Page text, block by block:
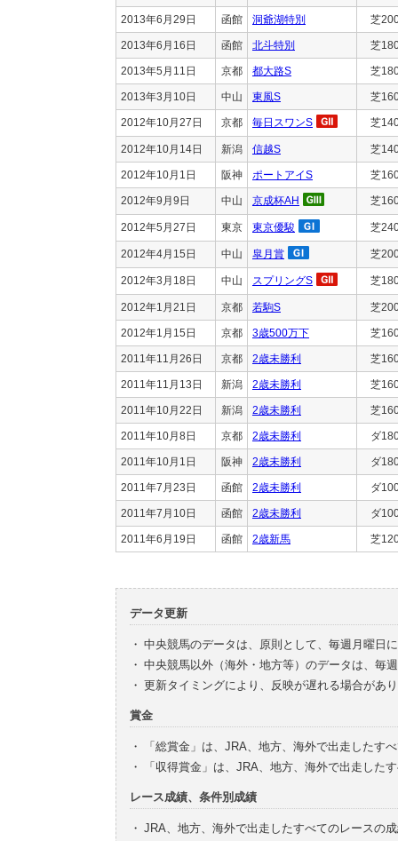
2013年6月29日 函館 洞爺湖特別 芝
2013年6月16日 函館 北斗特別 芝
2013年5月11日 京都 都大路S 芝
2013年3月10日 中山 東風S 芝
2012年10月27日 京都 毎日スワンS 芝
2012年10月14日 新潟 信越S 芝
2012年10月1日 阪神 ポートアイS 芝
2012年9月9日 中山 京成杯AH 芝
2012年5月27日 東京 東京優駿 芝
2012年4月15日 中山 皐月賞 芝
2012年3月18日 中山 スプリングS 芝
2012年1月21日 京都 若駒S 芝
2012年1月15日 京都 3歳500万下 芝
2011年11月26日 京都 2歳未勝利 芝
2011年11月13日 新潟 2歳未勝利 芝
2011年10月22日 新潟 2歳未勝利 芝
2011年10月8日 京都 2歳未勝利 ダ
2011年10月1日 阪神 2歳未勝利 ダ
2011年7月23日 函館 2歳未勝利 ダ
2011年7月10日 函館 2歳未勝利 ダ
2011年6月19日 函館 2歳新馬 芝
データ更新
・ 中央競馬のデータは、原則として、毎週月曜日
・ 中央競馬以外（海外・地方等）のデータは、毎
・ 更新タイミングにより、反映が遅れる場合があ
賞金
・
「総賞金」は、JRA、地方、海外で出走したす
・
「収得賞金」は、JRA、地方、海外で出走した
レース成績、条件別成績
・ JRA、地方、海外で出走したすべてのレースの